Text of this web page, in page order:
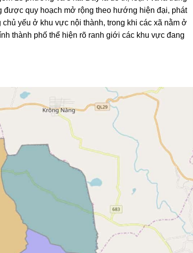
được quy hoạch mở rộng theo hướng hiện đại, phát
yếu ở khu vực nội thành, trong khi các xã nằm ở
thành phố thể hiện rõ ranh giới các khu vực đang